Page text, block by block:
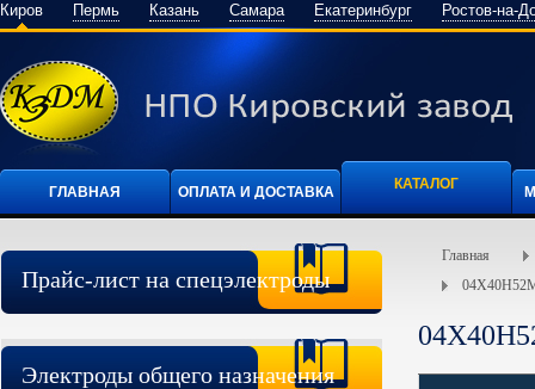
Киров Пермь Казань Самара Екатеринбург Ростов-на-
ГЛАВНАЯ ОПЛАТА И ДОСТАВКА КАТАЛОГ
Прайс-лист на спецэлектроды
Электроды общего назначения
Главная